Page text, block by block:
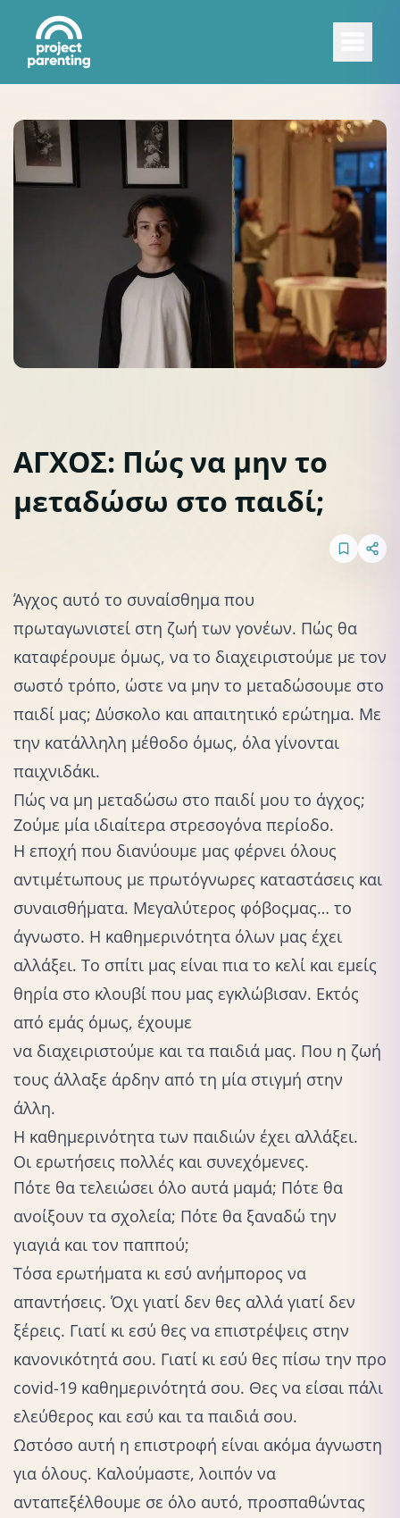
Άγχος Διαπαιδαγώγηση
ΑΓΧΟΣ: Πώς να μην το
μεταδώσω στο παιδί;
Άγχος αυτό το συναίσθημα που
πρωταγωνιστεί στη ζωή των γονέων. Πώς θα
καταφέρουμε όμως, να το διαχειριστούμε με τον
σωστό τρόπο, ώστε να μην το μεταδώσουμε στο
παιδί μας; Δύσκολο και απαιτητικό ερώτημα. Με
την κατάλληλη μέθοδο όμως, όλα γίνονται
παιχνιδάκι.
Πώς να μη μεταδώσω στο παιδί μου το άγχος;
Ζούμε μία ιδιαίτερα στρεσογόνα περίοδο.
Η εποχή που διανύουμε μας φέρνει όλους
αντιμέτωπους με πρωτόγνωρες καταστάσεις και
συναισθήματα. Μεγαλύτερος φόβοςμας… το
άγνωστο. Η καθημερινότητα όλων μας έχει
αλλάξει. Το σπίτι μας είναι πια το κελί και εμείς
θηρία στο κλουβί που μας εγκλώβισαν. Εκτός
από εμάς όμως, έχουμε
να διαχειριστούμε και τα παιδιά μας. Που η ζωή
τους άλλαξε άρδην από τη μία στιγμή στην
άλλη.
Η καθημερινότητα των παιδιών έχει αλλάξει.
Οι ερωτήσεις πολλές και συνεχόμενες.
Πότε θα τελειώσει όλο αυτά μαμά; Πότε θα
ανοίξουν τα σχολεία; Πότε θα ξαναδώ την
γιαγιά και τον παππού;
Τόσα ερωτήματα κι εσύ ανήμπορος να
απαντήσεις. Όχι γιατί δεν θες αλλά γιατί δεν
ξέρεις. Γιατί κι εσύ θες να επιστρέψεις στην
κανονικότητά σου. Γιατί κι εσύ θες πίσω την προ
covid-19 καθημερινότητά σου. Θες να είσαι πάλι
ελεύθερος και εσύ και τα παιδιά σου.
Ωστόσο αυτή η επιστροφή είναι ακόμα άγνωστη
για όλους. Καλούμαστε, λοιπόν να
ανταπεξέλθουμε σε όλο αυτό, προσπαθώντας